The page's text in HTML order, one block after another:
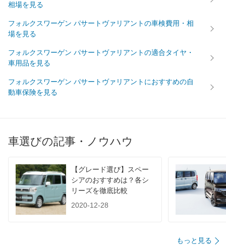
燃費
WLTC 16.4km/L 15km/L
WLTC/市街地
WLTC/郊外 16.2km/L 14.9km/L
WLTC/高速道路
JC08 - -
1015
相場を見る
フォルクスワーゲン パサートヴァリアントの車検費用・相
場を見る
フォルクスワーゲン パサートヴァリアントの適合タイヤ・
車用品を見る
フォルクスワーゲン パサートヴァリアントにおすすめの自
動車保険を見る
車選びの記事・ノウハウ
【グレード選び】スペー
シアのおすすめは？各シ
リーズを徹底比較
2020-12-28
もっと見る